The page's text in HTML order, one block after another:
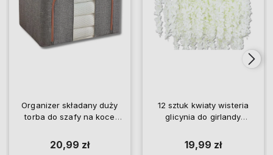
Organizer składany duży
torba do szafy na koce
20,99 zł
12 sztuk kwiaty wisteria
glicynia do girlandy
19,99 zł